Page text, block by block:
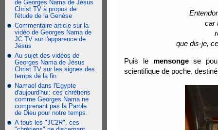
de Georges Nama de Jésus
Christ TV à propos de
l'étude de la Genèse
Commentaire-article sur la
vidéo de Georges Nama de
JC TV sur l'apparence de
Jésus
Au sujet des vidéos de
Georges Nama de Jésus
Christ TV sur les signes des
temps de la fin
Namael dans l'Egypte
d'aujourd'hui: ces chrétiens
comme Georges Nama ne
comprenant pas la Parole
de Dieu pour notre temps.
A tous les "JC2R", ces
car
que dis-je,
Puis le mensongese
scientifique de poche,